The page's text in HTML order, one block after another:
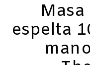
espelta